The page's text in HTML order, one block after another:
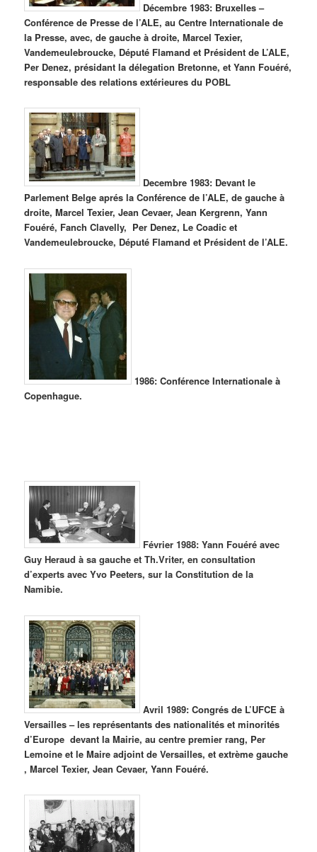
Décembre 1983: Bruxelles –
Conférence de Presse de l’ALE, au Centre Internationale de
la Presse, avec, de gauche à droite, Marcel Texier,
Vandemeulebroucke, Député Flamand et Président de L’ALE,
Per Denez, présidant la délegation Bretonne, et Yann Fouéré,
responsable des relations extérieures du POBL
Decembre 1983: Devant le
Parlement Belge aprés la Conférence de l’ALE, de gauche à
droite, Marcel Texier, Jean Cevaer, Jean Kergrenn, Yann
Fouéré, Fanch Clavelly, Per Denez, Le Coadic et
Vandemeulebroucke, Député Flamand et Président de l’ALE.
1986: Conférence Internationale à
Copenhague.
Février 1988: Yann Fouéré avec
Guy Heraud à sa gauche et Th.Vriter, en consultation
d’experts avec Yvo Peeters, sur la Constitution de la
Namibie.
Avril 1989: Congrés de L’UFCE à
Versailles – les représentants des nationalités et minorités
d’Europe devant la Mairie, au centre premier rang, Per
Lemoine et le Maire adjoint de Versailles, et extrème gauche
, Marcel Texier, Jean Cevaer, Yann Fouéré.